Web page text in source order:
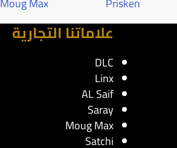
علاماتنا التجارية
DLC
Linx
AL Saif
Saray
Moug Max
Satchi